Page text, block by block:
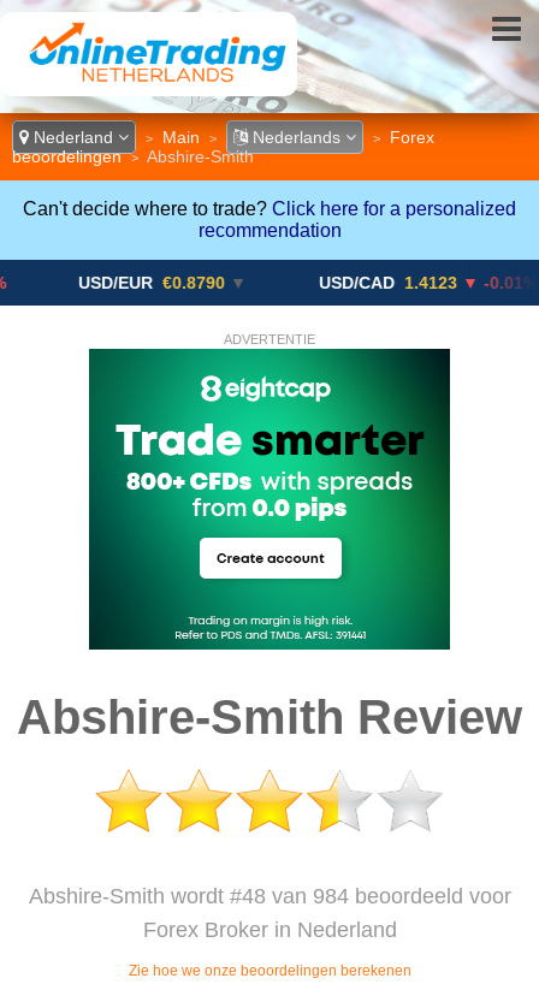
Nederland > Main > Nederlands >
Forex
beoordelingen
> Abshire-Smith
Can't decide where to trade? Click here for a personalized
recommendation
USD/EUR €0.8790 ▼ USD/CAD 1.4123 ▼ -0.01%
ADVERTENTIE
Abshire-Smith Review
Abshire-Smith wordt #48 van 984 beoordeeld voor
Forex Broker in Nederland
Zie hoe we onze beoordelingen berekenen